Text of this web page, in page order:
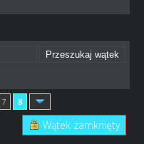
7 8
Wątek zamknięty